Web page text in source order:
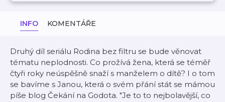
INFO KOMENTÁŘE
Druhý díl seriálu Rodina bez filtru se bude věnovat
tématu neplodnosti. Co prožívá žena, která se téměř
čtyři roky neúspěšně snaží s manželem o dítě? I o tom
se bavíme s Janou, která o svém přání stát se mámou
píše blog Čekání na Godota. "Je to to nejbolavější, co